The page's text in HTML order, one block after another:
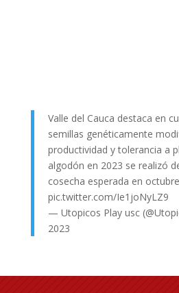
Valle del Cauca destaca en
semillas genéticamente
productividad y tolerancia a
algodón en 2023 se realizó
cosecha esperada en
pic.twitter.com/Ie1joNyLZ9
— Utopicos Play usc
2023